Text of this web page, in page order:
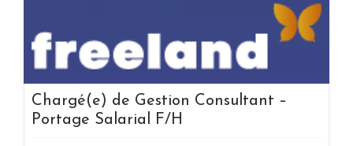
Chargé(e) de Gestion Consultant –
Portage Salarial F/H